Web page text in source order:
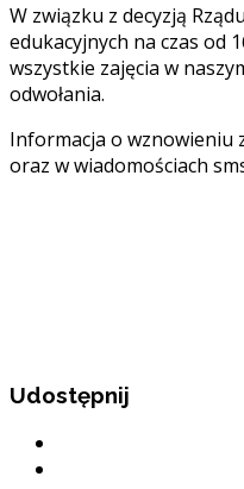
W związku z decyzją
edukacyjnych na czas od
wszystkie zajęcia w
odwołania.
Informacja o wznowieniu
oraz w wiadomościach
Udostępnij